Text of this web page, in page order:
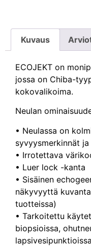
Kuvaus
ECOJEKT on
jossa on Chiba-
kokovalikoima.
Neulan
• Neulassa on
syvyysmerkinnät
• Irrotettava
• Luer lock -kanta
• Sisäinen
näkyvyyttä
tuotteissa)
• Tarkoitettu
biopsioissa,